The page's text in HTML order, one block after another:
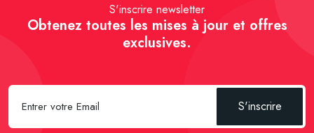
S'inscrire newsletter
Obtenez toutes les mises à jour et offres
exclusives.
S'inscrire